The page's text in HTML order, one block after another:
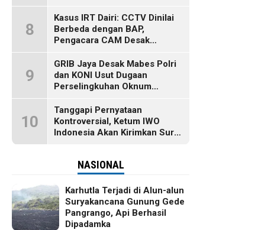
Pertanggungjawaban APBD
2025
8
Kasus IRT Dairi: CCTV Dinilai
Berbeda dengan BAP,
Pengacara CAM Desak
9
GRIB Jaya Desak Mabes Polri
dan KONI Usut Dugaan
Perselingkuhan Oknum
10
Tanggapi Pernyataan
Kontroversial, Ketum IWO
Indonesia Akan Kirimkan Surat
NASIONAL
Karhutla Terjadi di Alun-alun
Suryakancana Gunung Gede
Pangrango, Api Berhasil
Dipadamka